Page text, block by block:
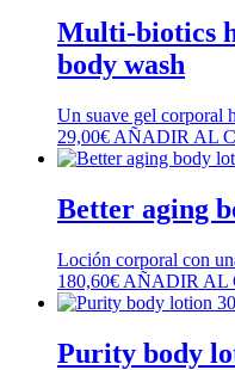
Multi-biotics
body wash
Un suave gel corporal
29,00€ AÑADIR AL
Better aging
Loción corporal con
180,60€ AÑADIR AL
Purity body